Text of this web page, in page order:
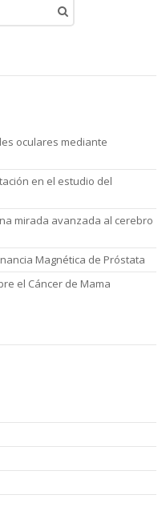
oculares mediante
en el estudio del
mirada avanzada al cerebro
Magnética de Próstata
el Cáncer de Mama